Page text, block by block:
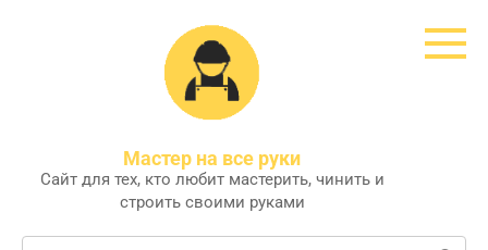
Мастер на все руки
Сайт для тех, кто любит мастерить, чинить и
строить своими руками
Поиск: